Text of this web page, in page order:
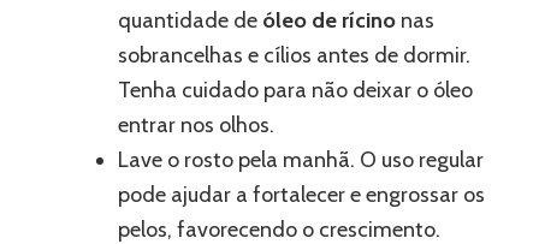
quantidade de óleo de rícino nas
sobrancelhas e cílios antes de dormir.
Tenha cuidado para não deixar o óleo
entrar nos olhos.
Lave o rosto pela manhã. O uso regular
pode ajudar a fortalecer e engrossar os
pelos, favorecendo o crescimento.